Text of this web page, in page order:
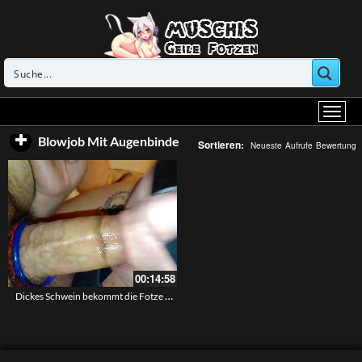
Blowjob Mit Augenbinde Sortieren: Neueste Aufrufe Bewertung
00:14:58
Dickes Schwein bekommt die Fotze geleckt und gefickt